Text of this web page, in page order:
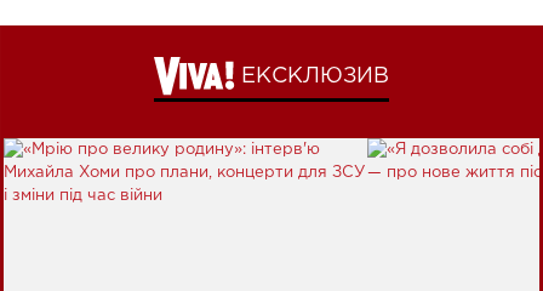
ЕКСКЛЮЗИВ